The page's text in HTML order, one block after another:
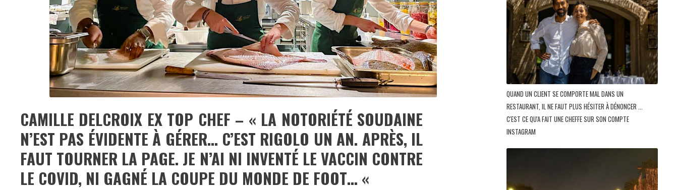
CAMILLE DELCROIX EX TOP CHEF – « LA NOTORIÉTÉ SOUDAINE
N’EST PAS ÉVIDENTE À GÉRER… C’EST RIGOLO UN AN. APRÈS, IL
FAUT TOURNER LA PAGE. JE N’AI NI INVENTÉ LE VACCIN CONTRE
LE COVID, NI GAGNÉ LA COUPE DU MONDE DE FOOT… «
QUAND UN CLIENT SE COMPORTE MAL DANS UN
RESTAURANT, IL NE FAUT PLUS HÉSITER À DÉNONCER ...
C'EST CE QU'A FAIT UNE CHEFFE SUR SON COMPTE
INSTAGRAM